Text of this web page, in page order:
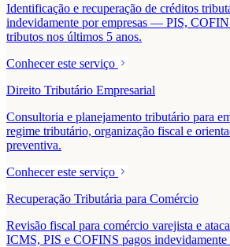
Identificação e recuperação de créditos
indevidamente por empresas — PIS,
tributos nos últimos 5 anos.
Conhecer este serviço
Direito Tributário Empresarial
Consultoria e planejamento tributário para
regime tributário, organização fiscal e
preventiva.
Conhecer este serviço
Recuperação Tributária para Comércio
Revisão fiscal para comércio varejista e
ICMS, PIS e COFINS pagos indevidamente